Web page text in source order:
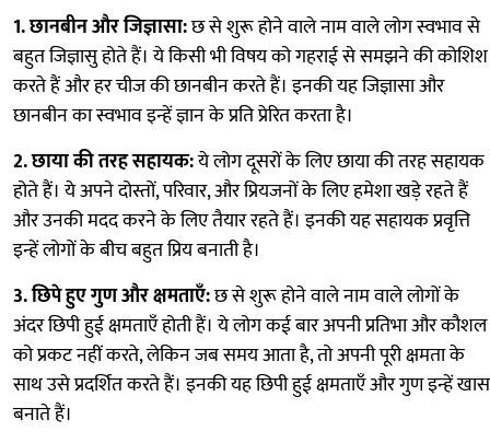
1. छानबीन और जिज्ञासा:छ से शुरू होने वाले नाम वाले लोग स्वभाव से
बहुत जिज्ञासु होते हैं। ये किसी भी विषय को गहराई से समझने की कोशिश
करते हैं और हर चीज की छानबीन करते हैं। इनकी यह जिज्ञासा और
छानबीन का स्वभाव इन्हें ज्ञान के प्रति प्रेरित करता है।
2. छाया की तरह सहायक:ये लोग दूसरों के लिए छाया की तरह सहायक
होते हैं। ये अपने दोस्तों, परिवार, और प्रियजनों के लिए हमेशा खड़े रहते हैं
और उनकी मदद करने के लिए तैयार रहते हैं। इनकी यह सहायक प्रवृत्ति
इन्हें लोगों के बीच बहुत प्रिय बनाती है।
3. छिपे हुए गुण और क्षमताएँ:छ से शुरू होने वाले नाम वाले लोगों के
अंदर छिपी हुई क्षमताएँ होती हैं। ये लोग कई बार अपनी प्रतिभा और कौशल
को प्रकट नहीं करते, लेकिन जब समय आता है, तो अपनी पूरी क्षमता के
साथ उसे प्रदर्शित करते हैं। इनकी यह छिपी हुई क्षमताएँ और गुण इन्हें खास
बनाते हैं।